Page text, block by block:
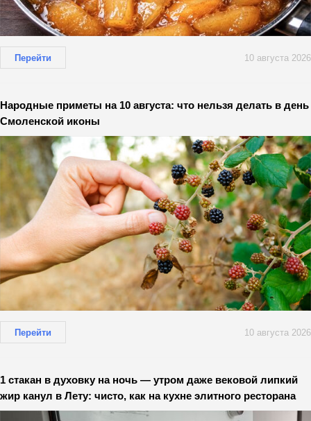
Перейти 10 августа 2026
Народные приметы на 10 августа: что нельзя делать в день
Смоленской иконы
Перейти 10 августа 2026
1 стакан в духовку на ночь — утром даже вековой липкий
жир канул в Лету: чисто, как на кухне элитного ресторана